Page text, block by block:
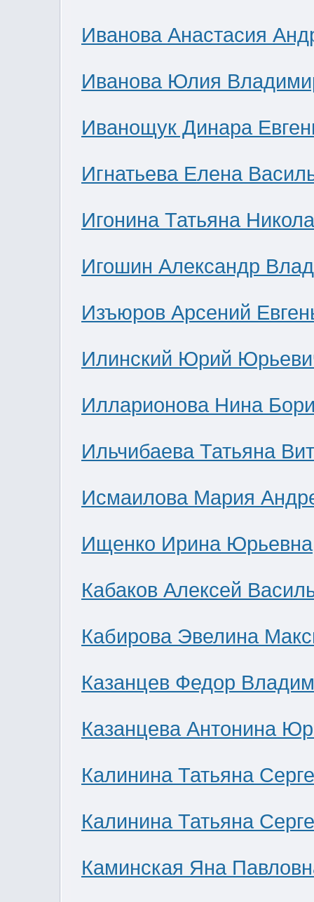
Иванова Анастасия
Иванова Юлия
Иванощук Динара
Игнатьева Елена
Игонина Татьяна
Игошин Александр
Изъюров Арсений
Илинский Юрий
Илларионова Нина
Ильчибаева Татьяна
Исмаилова Мария
Ищенко Ирина Юрьевна
Кабаков Алексей
Кабирова Эвелина
Казанцев Федор
Казанцева Антонина
Калинина Татьяна
Калинина Татьяна
Каминская Яна